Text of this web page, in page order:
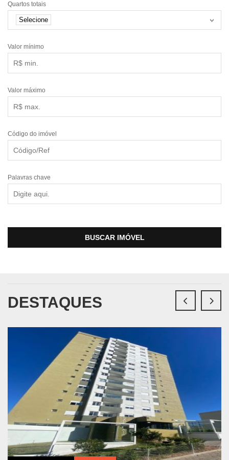
Quartos totais
Selecione
Valor mínimo
Valor máximo
Código do imóvel
Palavras chave
BUSCAR IMÓVEL
DESTAQUES